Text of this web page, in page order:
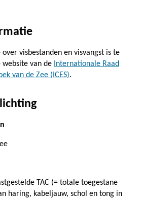
visbestanden en visvangst is te
van de Internationale Raad
van de Zee (ICES).
TAC (= totale toegestane
haring, kabeljauw, schol en tong in